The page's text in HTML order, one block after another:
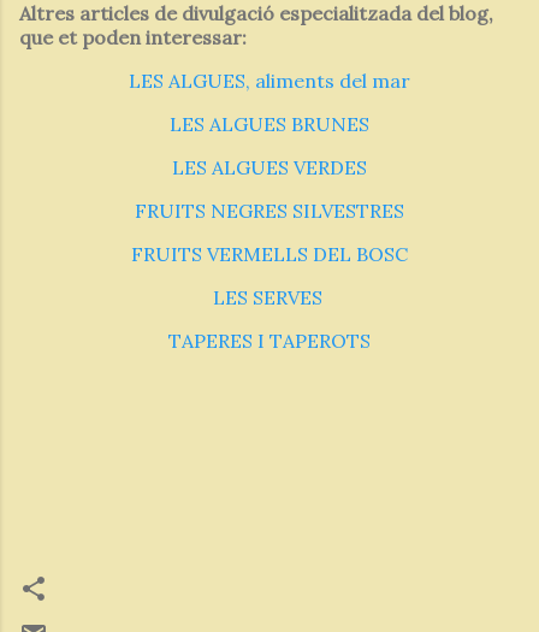
Altres articles de divulgació especialitzada del blog,
que et poden interessar:
LES ALGUES, aliments del mar
LES ALGUES BRUNES
LES ALGUES VERDES
FRUITS NEGRES SILVESTRES
FRUITS VERMELLS DEL BOSC
LES SERVES
TAPERES I TAPEROTS